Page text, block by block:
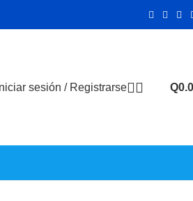
Iniciar sesión / Registrarse Q